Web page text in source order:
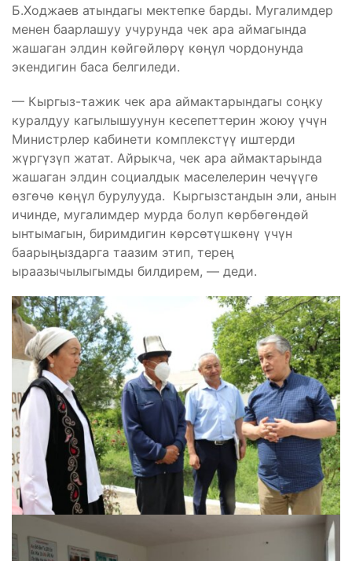
Б.Ходжаев атындагы мектепке барды. Мугалимдер
менен баарлашуу учурунда чек ара аймагында
жашаган элдин көйгөйлөрү көңүл чордонунда
экендигин баса белгиледи.
— Кыргыз-тажик чек ара аймактарындагы соңку
куралдуу кагылышуунун кесепеттерин жоюу үчүн
Министрлер кабинети комплекстүү иштерди
жүргүзүп жатат. Айрыкча, чек ара аймактарында
жашаган элдин социалдык маселелерин чечүүгө
өзгөчө көңүл бурулууда. Кыргызстандын эли, анын
ичинде, мугалимдер мурда болуп көрбөгөндөй
ынтымагын, биримдигин көрсөтүшкөнү үчүн
баарыңыздарга таазим этип, терең
ыраазычылыгымды билдирем, — деди.